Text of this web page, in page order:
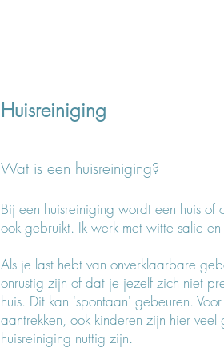
Huisreiniging
Wat is een huisreiniging?
Bij een huisreiniging wordt een huis of
ook gebruikt. Ik werk met witte salie
Als je last hebt van onverklaarbare
onrustig zijn of dat je jezelf zich niet
huis. Dit kan 'spontaan' gebeuren.
aantrekken, ook kinderen zijn hier veel
huisreiniging nuttig zijn.